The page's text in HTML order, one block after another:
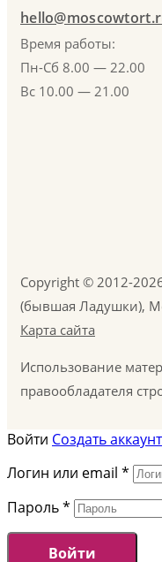
Время работы:
Пн-Сб 8.00 — 22.00
Вс 10.00 — 21.00
Copyright © 2012-
(бывшая Ладушки),
Карта сайта
Использование
правообладателя
Войти Создать аккаунт
Логин или email *
Пароль*
Войти